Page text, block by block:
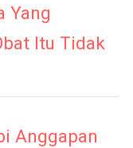
Yang
Itu Tidak
Anggapan